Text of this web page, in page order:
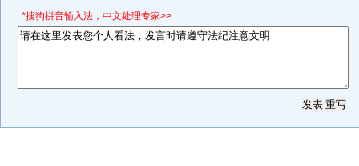
*搜狗拼音输入法，中文处理专家>>